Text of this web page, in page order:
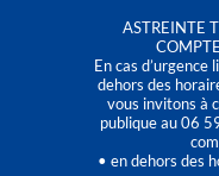
ASTREINTE
En cas
dehors des
vous invitons à
publique au 06
• en dehors des